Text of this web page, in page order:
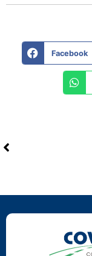
Facebook